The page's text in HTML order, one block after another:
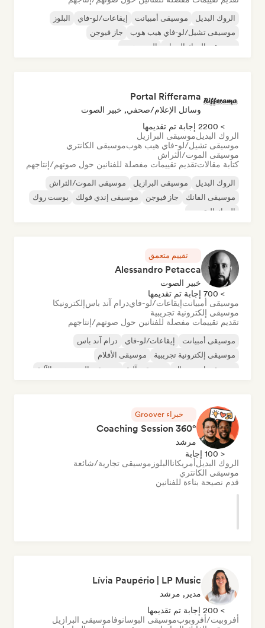
الروك البديل موسيقى أمبيانت إيقاعات/لو-فاي
البلوز
موسيقى تشيل/لو-فاي هيب هوب
جاز فيوجن
موسيقى الروك الجراج
الهيب هوب
Portal Rifferama
وسائل الإعلام/صحفي, خبير الصوت
> 2200 إجابة تم تقديمها
الروك البديلموسيقى البرازيل
موسيقى تشيل/لو-فاي هيب هوبموسيقى الكانتري
موسيقى الموت/الثراش
كتابة مقالاتتقديم تقييمات مفصلة للفنانين حول صوتهم/إنتاجهم
الروك البديل موسيقى البرازيل
موسيقى الموت/الثراش
موسيقى الفانك
جاز فيوجن موسيقى إندي فولك
بوست روك
الروك التقدمي
تقييم متعمق
Alessandro Petacca
خبير الصوت
> 700 إجابة تم تقديمها
موسيقى أمبيانتإيقاعات/لو-فايدرام آند باسإلكترونيكا
موسيقى إلكترونية تجريبية
تقديم تقييمات مفصلة للفنانين حول صوتهم/إنتاجهم
موسيقى أمبيانت إيقاعات/لو-فاي
درام آند باس
موسيقى إلكترونية تجريبية
موسيقى الأفلام
موسيقى إندستريال
موسيقى آلية موسيقى الهيب هوب الآلية
خبراء Groover
360° Coaching Session
مرشد
< 100 إجابة
الروك البديلأمريكاناالبلوز موسيقى تجارية/شائعة
موسيقى الكانتري
قدم نصيحة بناءة للفنانين
Lívia Paupério | LP Music
مدير, مرشد
> 200 إجابة تم تقديمها
أفروبيت/أفروبوبموسيقى البوسانوفاموسيقى البرازيل